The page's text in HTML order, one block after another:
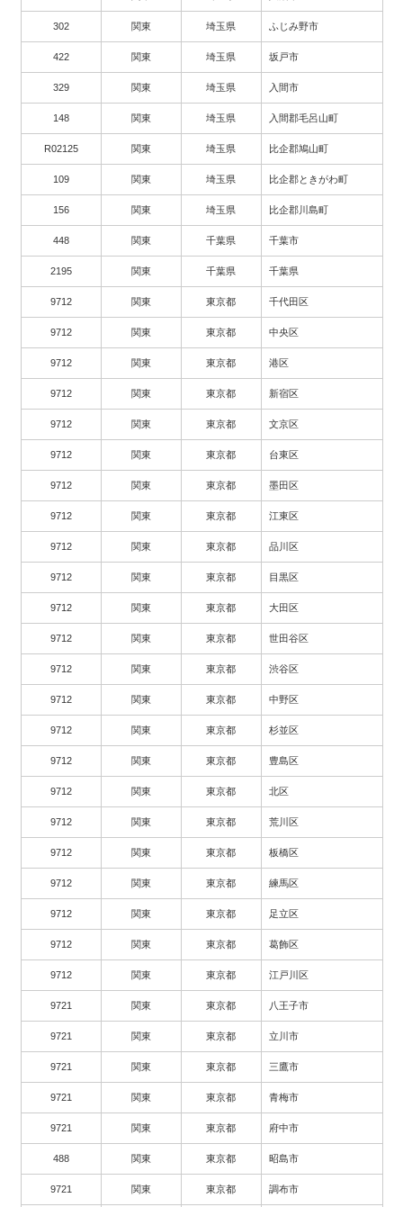
302 関東 埼玉県 ふじみ野市
422 関東 埼玉県 坂戸市
329 関東 埼玉県 入間市
148 関東 埼玉県 入間郡毛呂山町
R02125 関東 埼玉県 比企郡鳩山町
109 関東 埼玉県 比企郡ときがわ町
156 関東 埼玉県 比企郡川島町
448 関東 千葉県 千葉市
2195 関東 千葉県 千葉県
9712 関東 東京都 千代田区
9712 関東 東京都 中央区
9712 関東 東京都 港区
9712 関東 東京都 新宿区
9712 関東 東京都 文京区
9712 関東 東京都 台東区
9712 関東 東京都 墨田区
9712 関東 東京都 江東区
9712 関東 東京都 品川区
9712 関東 東京都 目黒区
9712 関東 東京都 大田区
9712 関東 東京都 世田谷区
9712 関東 東京都 渋谷区
9712 関東 東京都 中野区
9712 関東 東京都 杉並区
9712 関東 東京都 豊島区
9712 関東 東京都 北区
9712 関東 東京都 荒川区
9712 関東 東京都 板橋区
9712 関東 東京都 練馬区
9712 関東 東京都 足立区
9712 関東 東京都 葛飾区
9712 関東 東京都 江戸川区
9721 関東 東京都 八王子市
9721 関東 東京都 立川市
9721 関東 東京都 三鷹市
9721 関東 東京都 青梅市
9721 関東 東京都 府中市
488 関東 東京都 昭島市
9721 関東 東京都 調布市